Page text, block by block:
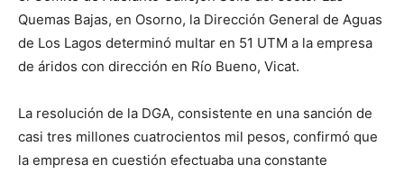
Quemas Bajas, en Osorno, la Dirección General de Aguas
de Los Lagos determinó multar en 51 UTM a la empresa
de áridos con dirección en Río Bueno, Vicat.
La resolución de la DGA, consistente en una sanción de
casi tres millones cuatrocientos mil pesos, confirmó que
la empresa en cuestión efectuaba una constante